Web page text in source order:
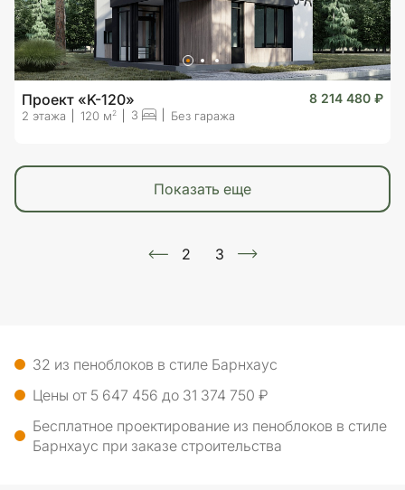
Проект «K-120» 8 214 480 ₽
2 этажа 120 м2 3 Без гаража
показать еще
2 3
32 из пеноблоков в стиле Барнхаус
Цены от 5 647 456 до 31 374 750 ₽
Бесплатное проектирование из пеноблоков в стиле
Барнхаус при заказе строительства